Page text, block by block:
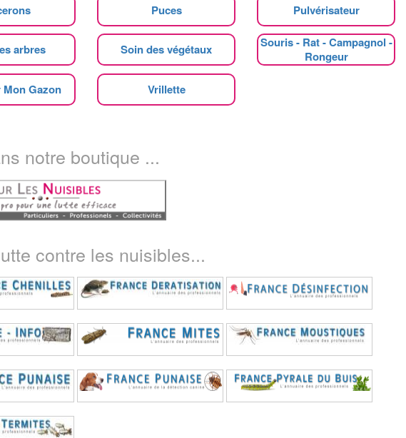
Puces Pulvérisateur
arbres Soin des végétaux
Souris - Rat - Campagnol -
Rongeur
Gazon Vrillette
notre boutique ...
contre les nuisibles...